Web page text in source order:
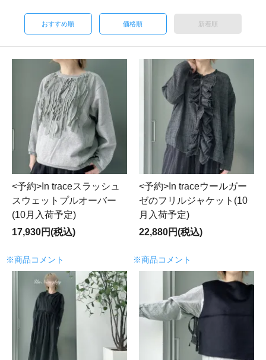
おすすめ順 価格順 新着順
<予約>In traceスラッシュ
スウェットプルオーバー
(10月入荷予定)
17,930円(税込)
※商品コメント
<予約>In traceウールガー
ゼのフリルジャケット(10
月入荷予定)
22,880円(税込)
※商品コメント